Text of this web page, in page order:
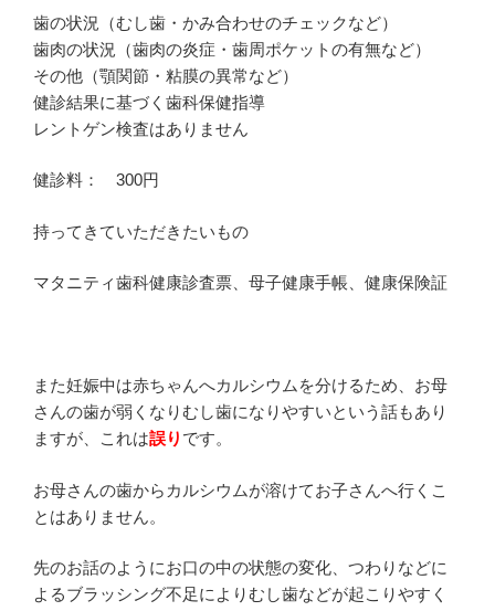
歯の状況（むし歯・かみ合わせのチェックなど）
歯肉の状況（歯肉の炎症・歯周ポケットの有無など）
その他（顎関節・粘膜の異常など）
健診結果に基づく歯科保健指導
レントゲン検査はありません
健診料： 300円
持ってきていただきたいもの
マタニティ歯科健康診査票、母子健康手帳、健康保険証
また妊娠中は赤ちゃんへカルシウムを分けるため、お母
さんの歯が弱くなりむし歯になりやすいという話もあり
ますが、これは誤り です。
お母さんの歯からカルシウムが溶けてお子さんへ行くこ
とはありません。
先のお話のようにお口の中の状態の変化、つわりなどに
よるブラッシング不足によりむし歯などが起こりやすく